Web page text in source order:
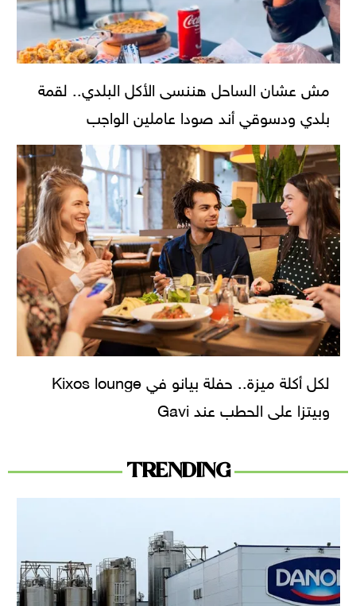
مش عشان الساحل هننسى الأكل البلدي.. لقمة
بلدي ودسوقي أند صودا عاملين الواجب
لكل أكلة ميزة.. حفلة بيانو في Kixos lounge
وبيتزا على الحطب عند Gavi
TRENDING